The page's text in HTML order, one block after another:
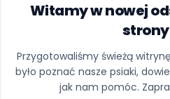
Witamy w nowej
strony
Przygotowaliśmy świeżą
było poznać nasze psiaki,
jak nam pomóc.
Ups, ta